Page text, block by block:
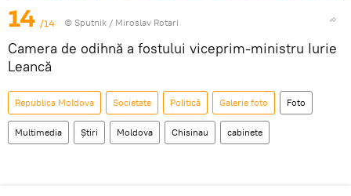
14 /14 © Sputnik / Miroslav Rotari
Camera de odihnă a fostului viceprim-ministru Iurie
Leancă
Republica Moldova Societate Politică Galerie foto Foto
Multimedia Știri Moldova Chisinau cabinete